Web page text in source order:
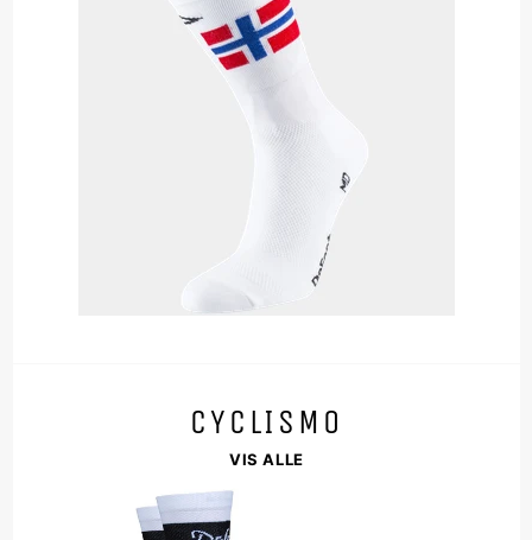
CYCLISMO
VIS ALLE